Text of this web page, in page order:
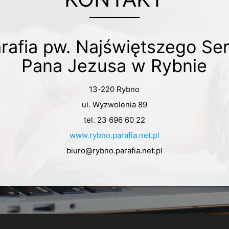
pw. Najświętszego
Pana Jezusa w Rybnie
13-220 Rybno
ul. Wyzwolenia 89
tel. 23 696 60 22
www.rybno.parafia.net.pl
biuro@rybno.parafia.net.pl